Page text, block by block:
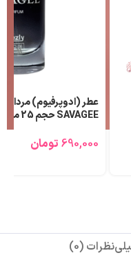
عطر (ادوپرفیوم) مردانه
SAVAGEE حجم 25 میلی لیتر
690,000 تومان
نظرات (0)